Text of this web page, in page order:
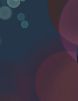
Naar
inhoud
Zoeken